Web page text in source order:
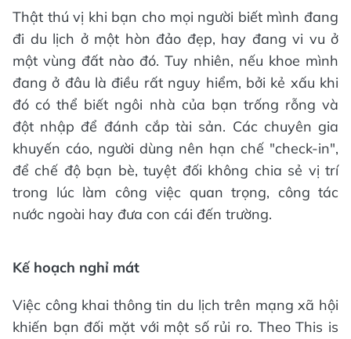
Thật thú vị khi bạn cho mọi người biết mình đang
đi du lịch ở một hòn đảo đẹp, hay đang vi vu ở
một vùng đất nào đó. Tuy nhiên, nếu khoe mình
đang ở đâu là điều rất nguy hiểm, bởi kẻ xấu khi
đó có thể biết ngôi nhà của bạn trống rỗng và
đột nhập để đánh cắp tài sản. Các chuyên gia
khuyến cáo, người dùng nên hạn chế "check-in",
để chế độ bạn bè, tuyệt đối không chia sẻ vị trí
trong lúc làm công việc quan trọng, công tác
nước ngoài hay đưa con cái đến trường.
Kế hoạch nghỉ mát
Việc công khai thông tin du lịch trên mạng xã hội
khiến bạn đối mặt với một số rủi ro. Theo This is